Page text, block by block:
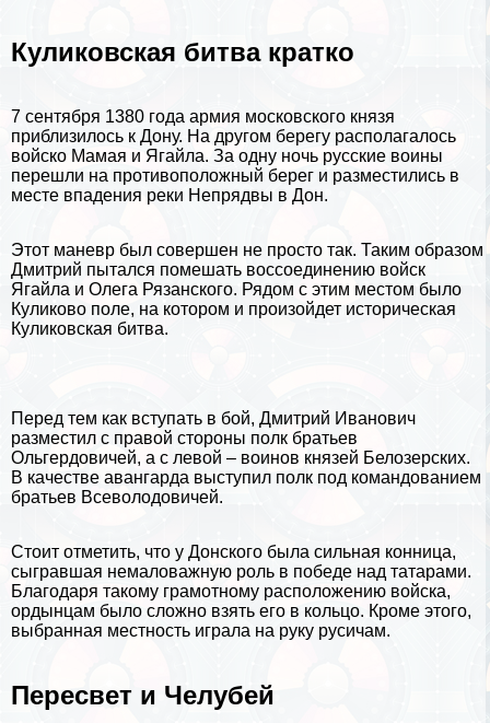
Куликовская битва кратко
7 сентября 1380 года армия московского князя
приблизилось к Дону. На другом берегу располагалось
войско Мамая и Ягайла. За одну ночь русские воины
перешли на противоположный берег и разместились в
месте впадения реки Непрядвы в Дон.
Этот маневр был совершен не просто так. Таким образом
Дмитрий пытался помешать воссоединению войск
Ягайла и Олега Рязанского. Рядом с этим местом было
Куликово поле, на котором и произойдет историческая
Куликовская битва.
Перед тем как вступать в бой, Дмитрий Иванович
разместил с правой стороны полк братьев
Ольгердовичей, а с левой – воинов князей Белозерских.
В качестве авангарда выступил полк под комaндованием
братьев Всеволодовичей.
Стоит отметить, что у Донского была сильная конница,
сыгравшая немаловажную роль в победе над татарами.
Благодаря такому грамотному расположению войска,
ордынцам было сложно взять его в кольцо. Кроме этого,
выбранная местность играла на руку русичам.
Пересвет и Челубей